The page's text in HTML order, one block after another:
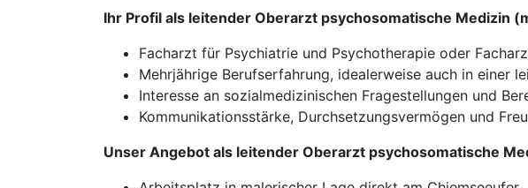
Ihr Profil als leitender Oberarzt psychosomatische Medizin
Facharzt für Psychiatrie und Psychotherapie oder
Mehrjährige Berufserfahrung, idealerweise auch in einer
Interesse an sozialmedizinischen Fragestellungen und
Kommunikationsstärke, Durchsetzungsvermögen und
Unser Angebot als leitender Oberarzt psychosomatische